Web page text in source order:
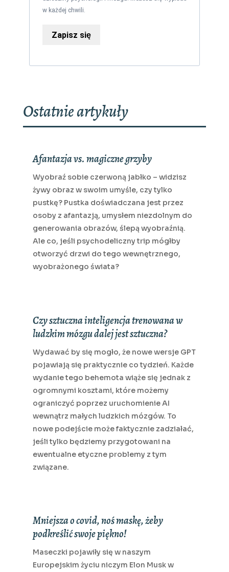
w każdej chwili.
Zapisz się
Ostatnie artykuły
Afantazja vs. magiczne grzyby
Wyobraź sobie czerwoną jabłko – widzisz
żywy obraz w swoim umyśle, czy tylko
pustkę? Pustka doświadczana jest przez
osoby z afantazją, umysłem niezdolnym do
generowania obrazów, ślepą wyobraźnią.
Ale co, jeśli psychodeliczny trip mógłby
otworzyć drzwi do tego wewnętrznego,
wyobrażonego świata?
Czy sztuczna inteligencja trenowana w
ludzkim mózgu dalej jest sztuczna?
Wydawać by się mogło, że nowe wersje GPT
pojawiają się praktycznie co tydzień. Każde
wydanie tego behemota wiąże się jednak z
ogromnymi kosztami, które możemy
ograniczyć poprzez uruchomienie AI
wewnątrz małych ludzkich mózgów. To
nowe podejście może faktycznie zadziałać,
jeśli tylko będziemy przygotowani na
ewentualne etyczne problemy z tym
związane.
Mniejsza o covid, noś maskę, żeby
podkreślić swoje piękno!
Maseczki pojawiły się w naszym
Europejskim życiu niczym Elon Musk w